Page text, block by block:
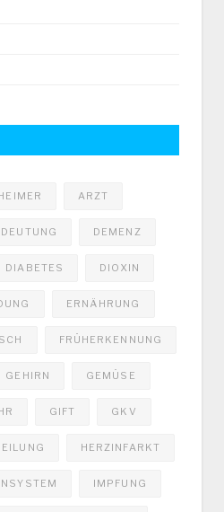
ARZT
DEMENZ
DIABETES DIOXIN
ERNÄHRUNG
FRÜHERKENNUNG
GEHIRN GEMÜSE
GIFT GKV
HERZINFARKT
IMPFUNG